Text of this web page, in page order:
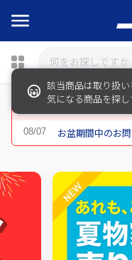
お盆期間中のお
該当商品は取り扱
気になる商品を探し